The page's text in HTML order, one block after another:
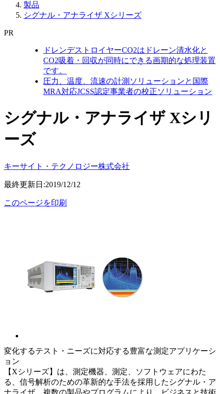
製品
シグナル・アナライザ Xシリーズ
PR
ドレンデストロイヤーCO2はドレーン清水化と
CO2吸着・回収が同時にできる画期的な処理装置
です。
圧力、温度、流速の計測ソリューションと国際
MRA対応JCSS認定事業者の校正ソリューション
シグナル・アナライザ Xシリ
ーズ
キーサイト・テクノロジー株式会社
最終更新日:2019/12/12
このページを印刷
変化するテスト・ニーズに対応する豊富な測定アプリケーシ
ョン
【Xシリーズ】は、測定機器、測定、ソフトウェアにわた
る、信号解析のための革新的な手法を採用したシグナル・ア
ナライザ。複数の製品やプログラムにより、ビジネスと技術